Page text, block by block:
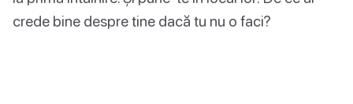
crede bine despre tine dacă tu nu o faci?